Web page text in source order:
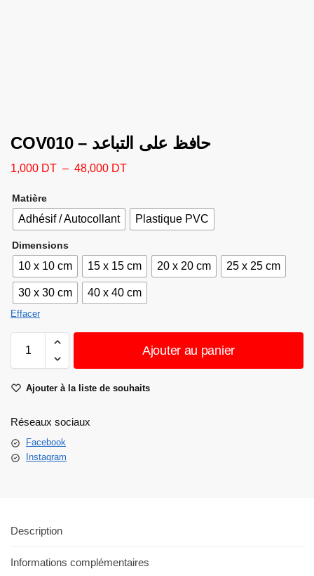
COV010 – حافظ على التباعد
1,000 DT – 48,000 DT
Matière
Adhésif / Autocollant Plastique PVC
Dimensions
10 x 10 cm 15 x 15 cm 20 x 20 cm 25 x 25 cm
30 x 30 cm 40 x 40 cm
Effacer
Ajouter au panier
Ajouter à la liste de souhaits
Réseaux sociaux
Facebook
Instagram
Description
Informations complémentaires